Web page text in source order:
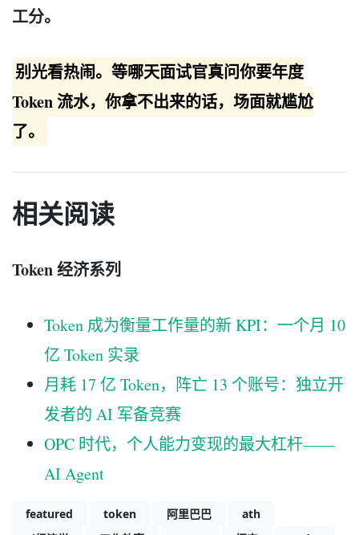
工分。
别光看热闹。等哪天面试官真问你要年度
Token 流水，你拿不出来的话，场面就尴尬
了。
相关阅读
Token 经济系列
Token 成为衡量工作量的新 KPI：一个月 10
亿 Token 实录
月耗 17 亿 Token，阵亡 13 个账号：独立开
发者的 AI 军备竞赛
OPC 时代，个人能力变现的最大杠杆——
AI Agent
featured token 阿里巴巴
ath